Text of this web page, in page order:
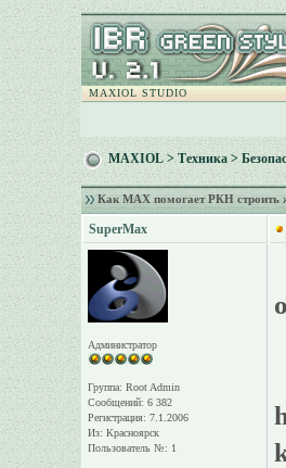
MAXIOL STUDIO
MAXIOL>Техника>
Как MAX помогает РКН строить
SuperMax
Администратор
Группа: Root Admin
Сообщений: 6 382
Регистрация: 7.1.2006
Из: Красноярск
Пользователь №: 1